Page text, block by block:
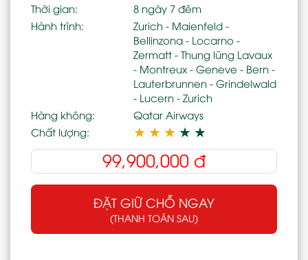
Thời gian:
8 ngày 7 đêm
Hành trình:
Zurich - Maienfeld -
Bellinzona - Locarno -
Zermatt - Thung lũng Lavaux
- Montreux - Geneve - Bern -
Lauterbrunnen - Grindelwald
- Lucern - Zurich
Hàng không:
Qatar Airways
Chất lượng:
★ ★ ★ ★ ★
99,900,000 đ
ĐẶT GIỮ CHỖ NGAY
(THANH TOÁN SAU)